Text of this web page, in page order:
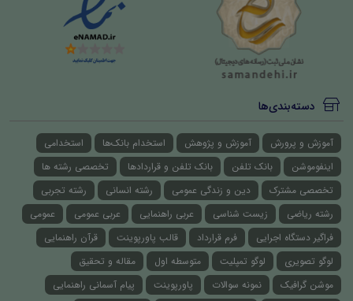
دسته‌بندی‌ها
آموزش و پرورش آموزش و پژوهش استخدام بانک‌ها
استخدامی
اینفوموشن
بانک تلفن بانک تلفن و قراردادها
تخصصی رشته ها
تخصصی مشترک
دین و زندگی عمومی رشته انسانی
رشته تجربی
رشته ریاضی
زیست شناسی عربی راهنمایی عربی عمومی
عمومی
فراگیر دستگاه اجرایی
فرم قرارداد قالب پاورپوینت
قرآن راهنمایی
لوگو تصویری
لوگو تمپلیت متوسطه اول
مقاله و تحقیق
موشن گرافیک
نمونه سوالات پاورپوینت پیام آسمانی راهنمایی